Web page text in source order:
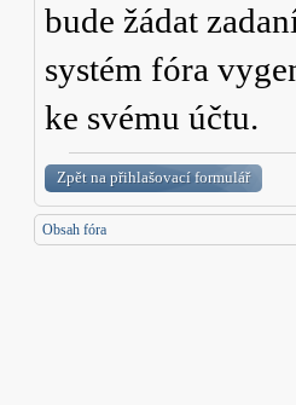
bude žádat
systém fóra
ke svému účtu.
Zpět na přihlašovací formulář
Obsah fóra